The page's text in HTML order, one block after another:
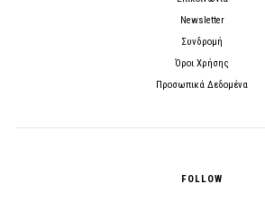
Newsletter
Συνδρομή
Όροι Χρήσης
Προσωπικά Δεδομένα
FOLLOW